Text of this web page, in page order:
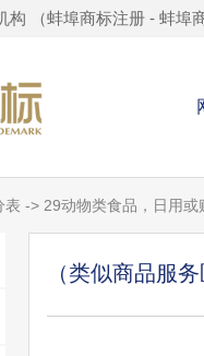
构 （蚌埠商标注册 - 蚌埠
-> 29动物类食品，日用或
（类似商品服